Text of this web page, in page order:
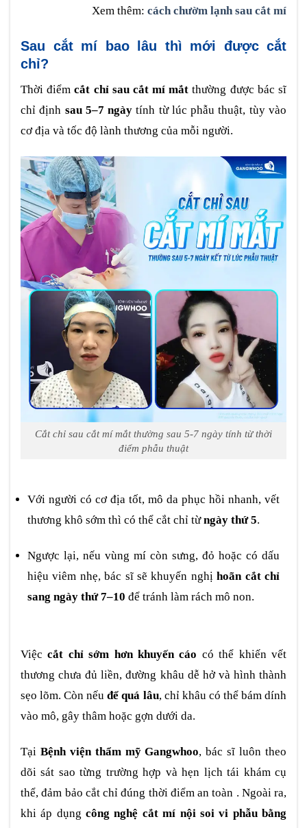
Xem thêm: cách chườm lạnh sau cắt mí
Sau cắt mí bao lâu thì mới được cắt
chỉ?
Thời điểmcắt chỉ sau cắt mí mắt thường được bác sĩ
chỉ định sau 5–7 ngày tính từ lúc phẫu thuật, tùy vào
cơ địa và tốc độ lành thương của mỗi người.
Cắt chỉ sau cắt mí mắt thường sau 5-7 ngày tính từ thời
điểm phẫu thuật
Với người có cơ địa tốt, mô da phục hồi nhanh, vết
thương khô sớm thì có thể cắt chỉ từngày thứ 5.
Ngược lại, nếu vùng mí còn sưng, đỏ hoặc có dấu
hiệu viêm nhẹ, bác sĩ sẽ khuyến nghịhoãn cắt chỉ
sang ngày thứ 7–10 để tránh làm rách mô non.
Việccắt chỉ sớm hơn khuyến cáo có thể khiến vết
thương chưa đủ liền, đường khâu dễ hở và hình thành
sẹo lõm. Còn nếuđể quá lâu, chỉ khâu có thể bám dính
vào mô, gây thâm hoặc gợn dưới da.
Tại Bệnh viện thẩm mỹ Gangwhoo, bác sĩ luôn theo
dõi sát sao từng trường hợp và hẹn lịch tái khám cụ
thể, đảm bảo cắt chỉ đúng thời điểm an toàn . Ngoài ra,
khi áp dụngcông nghệ cắt mí nội soi vi phẫu bằng